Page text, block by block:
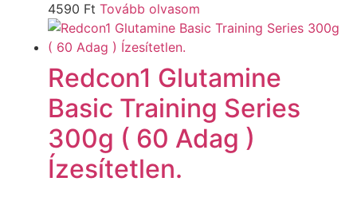
4590 Ft Tovább olvasom
Redcon1 Glutamine
Basic Training Series
300g ( 60 Adag )
Ízesítetlen.